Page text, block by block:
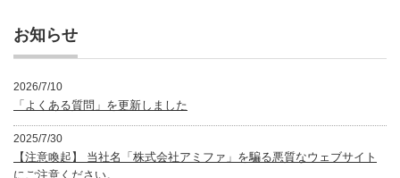
お知らせ
2026/7/10
「よくある質問」を更新しました
2025/7/30
【注意喚起】 当社名「株式会社アミファ」を騙る悪質なウェブサイト
にご注意ください。